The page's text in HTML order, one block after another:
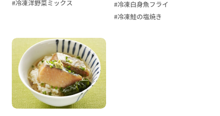
冷凍洋野菜ミックス
冷凍白身魚フライ
冷凍鮭の塩焼き